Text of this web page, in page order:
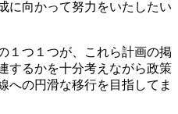
に向かって努力をいたしたい
１つ１つが、これら計画の掲
するかを十分考えながら政策
への円滑な移行を目指してま